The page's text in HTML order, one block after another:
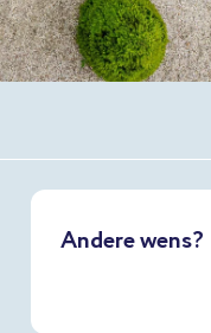
Andere wens?